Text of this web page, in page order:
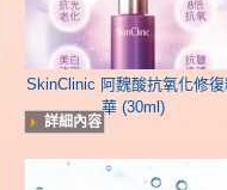
SkinClinic 阿魏酸抗氧化修復
華 (30ml)
詳細內容